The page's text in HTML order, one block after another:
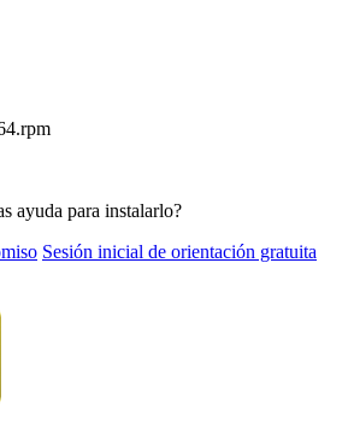
ayuda para instalarlo?
Sesión inicial de orientación gratuita